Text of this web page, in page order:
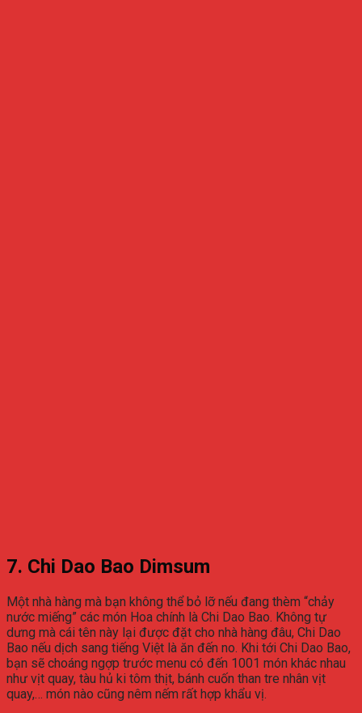
7. Chi Dao Bao Dimsum
Một nhà hàng mà bạn không thể bỏ lỡ nếu đang thèm “chảy
nước miếng” các món Hoa chính là Chi Dao Bao. Không tự
dưng mà cái tên này lại được đặt cho nhà hàng đâu, Chi Dao
Bao nếu dịch sang tiếng Việt là ăn đến no. Khi tới Chi Dao Bao,
bạn sẽ choáng ngợp trước menu có đến 1001 món khác nhau
như vịt quay, tàu hủ ki tôm thịt, bánh cuốn than tre nhân vịt
quay,… món nào cũng nêm nếm rất hợp khẩu vị.